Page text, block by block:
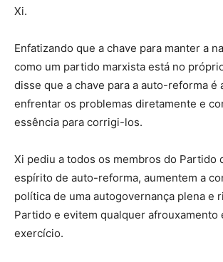
Xi.
Enfatizando que a chave para manter a
como um partido marxista está no
disse que a chave para a auto-reforma é
enfrentar os problemas diretamente e
essência para corrigi-los.
Xi pediu a todos os membros do Partido
espírito de auto-reforma, aumentem a
política de uma autogovernança plena e
Partido e evitem qualquer afrouxamento
exercício.